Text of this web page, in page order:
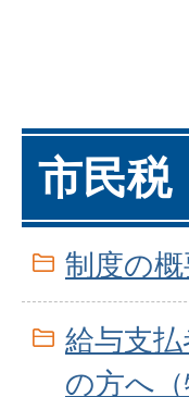
市民税
制度の
給与支
の方へ（